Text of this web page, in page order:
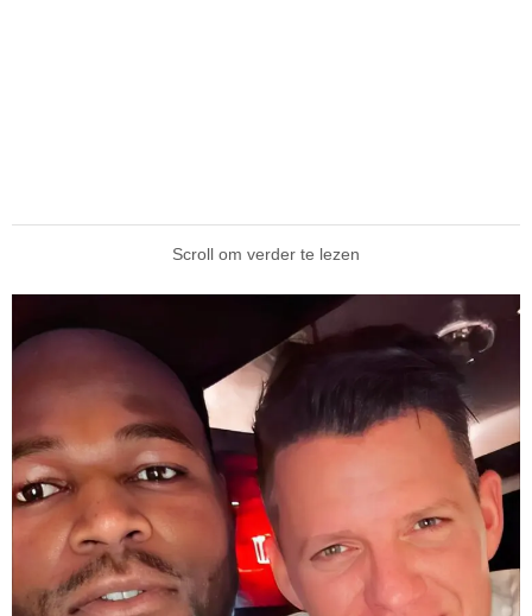
Scroll om verder te lezen